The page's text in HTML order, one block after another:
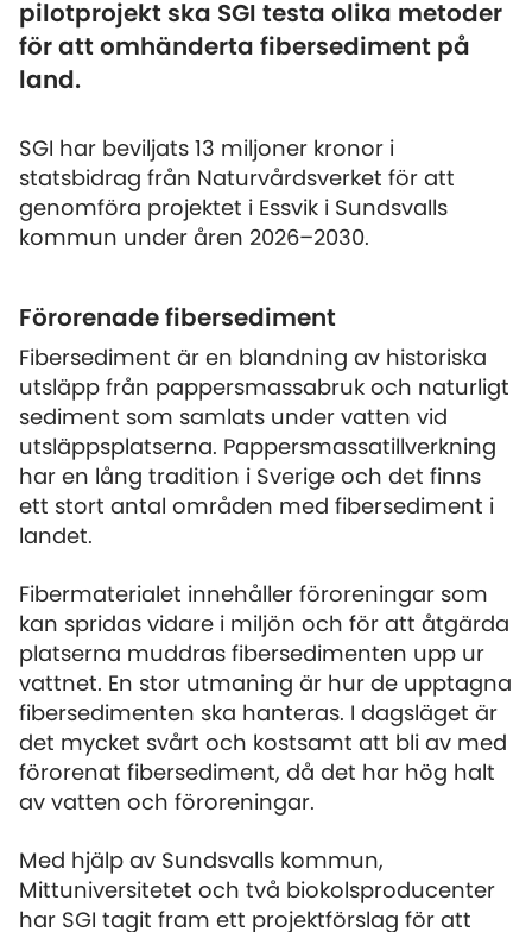
pilotprojekt ska SGI testa olika metoder
för att omhänderta fibersediment på
land.
SGI har beviljats 13 miljoner kronor i
statsbidrag från Naturvårdsverket för att
genomföra projektet i Essvik i Sundsvalls
kommun under åren 2026–2030.
Förorenade fibersediment
Fibersediment är en blandning av historiska
utsläpp från pappersmassabruk och naturligt
sediment som samlats under vatten vid
utsläppsplatserna. Pappersmassatillverkning
har en lång tradition i Sverige och det finns
ett stort antal områden med fibersediment i
landet.
Fibermaterialet innehåller föroreningar som
kan spridas vidare i miljön och för att åtgärda
platserna muddras fibersedimenten upp ur
vattnet. En stor utmaning är hur de upptagna
fibersedimenten ska hanteras. I dagsläget är
det mycket svårt och kostsamt att bli av med
förorenat fibersediment, då det har hög halt
av vatten och föroreningar.
Med hjälp av Sundsvalls kommun,
Mittuniversitetet och två biokolsproducenter
har SGI tagit fram ett projektförslag för att